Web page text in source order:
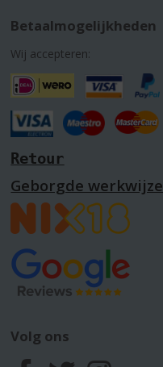
Betaalmogelijkheden
Wij accepteren:
Retour
Geborgde werkwijze
Volg ons